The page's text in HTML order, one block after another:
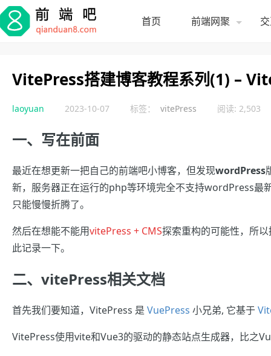
首页 前端网聚
VitePress搭建博客教程系列(1) –
laoyuan 2023-10-07 标签： vitePress 阅读: 2,503
一、写在前面
最近在想更新一把自己的前端吧小博客，但发现wordPress
新，服务器正在运行的php等环境完全不支持wordPress最
只能慢慢折腾了。
然后在想能不能用vitePress + CMS探索重构的可能性，所以
此记录一下。
二、vitePress相关文档
首先我们要知道，VitePress 是 VuePress 小兄弟, 它基于
VitePress使用vite和Vue3的驱动的静态站点生成器，比之